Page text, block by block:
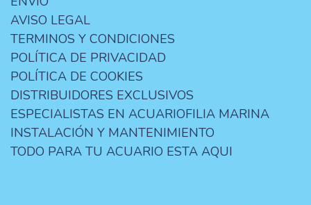
AVISO LEGAL
TERMINOS Y CONDICIONES
POLÍTICA DE PRIVACIDAD
POLÍTICA DE COOKIES
DISTRIBUIDORES EXCLUSIVOS
ESPECIALISTAS EN ACUARIOFILIA MARINA
INSTALACIÓN Y MANTENIMIENTO
TODO PARA TU ACUARIO ESTA AQUI